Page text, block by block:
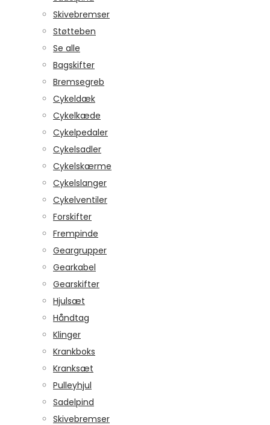
Skivebremser
Støtteben
Se alle
Bagskifter
Bremsegreb
Cykeldæk
Cykelkæde
Cykelpedaler
Cykelsadler
Cykelskærme
Cykelslanger
Cykelventiler
Forskifter
Frempinde
Geargrupper
Gearkabel
Gearskifter
Hjulsæt
Håndtag
Klinger
Krankboks
Kranksæt
Pulleyhjul
Sadelpind
Skivebremser